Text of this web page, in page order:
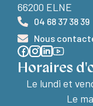
66200 ELNE
04 68 37 38 39
Nous
Horaires
Le lundi et
Le